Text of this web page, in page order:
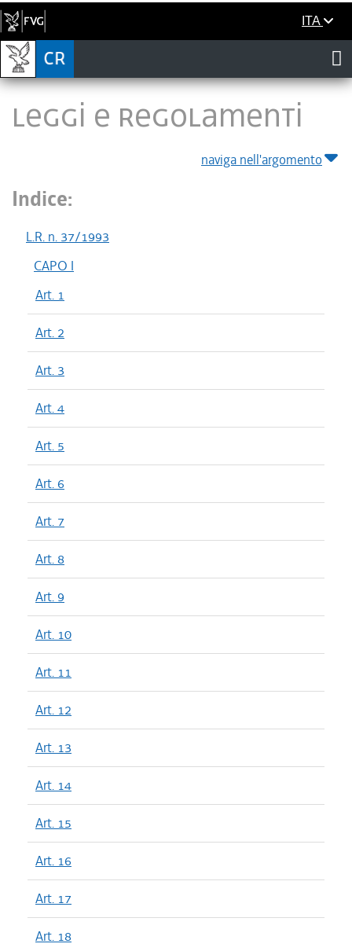
ITA
LEGGI E REGOLAMENTI
naviga nell'argomento
Indice:
L.R. n. 37/1993
CAPO I
Art. 1
Art. 2
Art. 3
Art. 4
Art. 5
Art. 6
Art. 7
Art. 8
Art. 9
Art. 10
Art. 11
Art. 12
Art. 13
Art. 14
Art. 15
Art. 16
Art. 17
Art. 18